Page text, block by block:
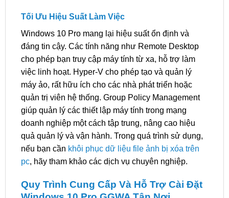
Tối Ưu Hiệu Suất Làm Việc
Windows 10 Pro mang lại hiệu suất ổn định và
đáng tin cậy. Các tính năng như Remote Desktop
cho phép bạn truy cập máy tính từ xa, hỗ trợ làm
việc linh hoạt. Hyper-V cho phép tạo và quản lý
máy ảo, rất hữu ích cho các nhà phát triển hoặc
quản trị viên hệ thống. Group Policy Management
giúp quản lý các thiết lập máy tính trong mạng
doanh nghiệp một cách tập trung, nâng cao hiệu
quả quản lý và vận hành. Trong quá trình sử dụng,
nếu bạn cần khôi phục dữ liệu file ảnh bị xóa trên
pc, hãy tham khảo các dịch vụ chuyên nghiệp.
Quy Trình Cung Cấp Và Hỗ Trợ Cài Đặt